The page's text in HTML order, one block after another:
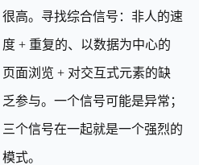
很高。寻找综合信号：非人的速
度 + 重复的、以数据为中心的
页面浏览 + 对交互式元素的缺
乏参与。一个信号可能是异常；
三个信号在一起就是一个强烈的
模式。